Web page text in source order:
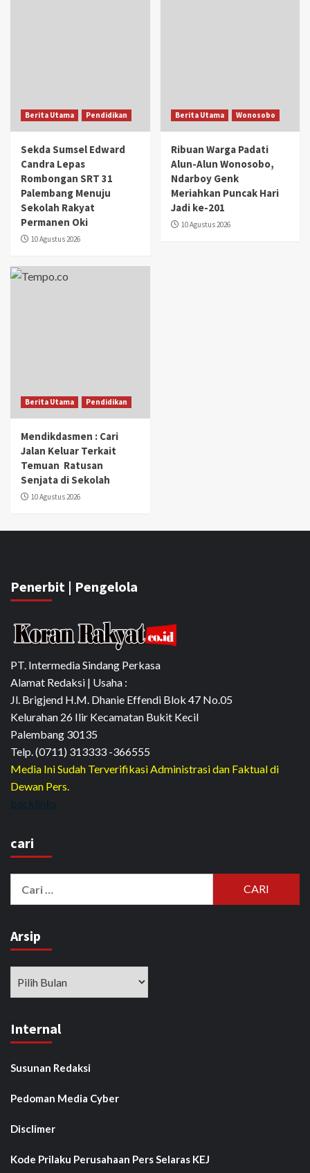
Berita Utama Pendidikan
Sekda Sumsel Edward
Candra Lepas
Rombongan SRT 31
Palembang Menuju
Sekolah Rakyat
Permanen Oki
10 Agustus 2026
Berita Utama Wonosobo
Ribuan Warga Padati
Alun-Alun Wonosobo,
Ndarboy Genk
Meriahkan Puncak Hari
Jadi ke-201
10 Agustus 2026
Berita Utama Pendidikan
Mendikdasmen : Cari
Jalan Keluar Terkait
Temuan Ratusan
Senjata di Sekolah
10 Agustus 2026
Penerbit | Pengelola
PT. Intermedia Sindang Perkasa
Alamat Redaksi | Usaha :
Jl. Brigjend H.M. Dhanie Effendi Blok 47 No.05
Kelurahan 26 Ilir Kecamatan Bukit Kecil
Palembang 30135
Telp. (0711) 313333 -366555
Media Ini Sudah Terverifikasi Administrasi dan Faktual di
Dewan Pers.
backlinks
cari
Arsip
Internal
Susunan Redaksi
Pedoman Media Cyber
Disclimer
Kode Prilaku Perusahaan Pers Selaras KEJ